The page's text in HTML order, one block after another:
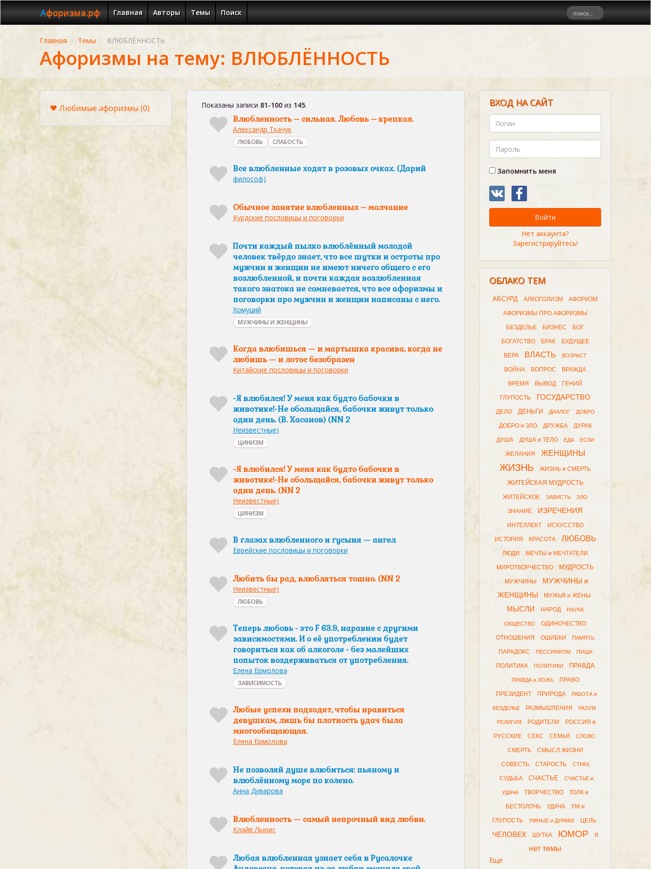
Афоризма.рф Главная Авторы Темы Поиск
Главная Темы ВЛЮБЛЁННОСТЬ
Афоризмы на тему: ВЛЮБЛЁННОСТЬ
Любимые афоризмы(0) Показаны записи 81-100из 145.
Влюбленность – сильная. Любовь – крепкая.
Александр Ткачук
ЛЮБОВЬ СЛАБОСТЬ
Все влюбленные ходят в розовых очках. (Дарий
философ)
Обычное занятие влюбленных – молчание
Курдские пословицы и поговорки
Почти каждый пылко влюблённый молодой
человек твёрдо знает, что все шутки и остроты про
мужчин и женщин не имеют ничего общего с его
возлюбленной, и почти каждая возлюбленная
такого знатока не сомневается, что все афоризмы и
поговорки про мужчин и женщин написаны с него.
Хомуций
МУЖЧИНЫ И ЖЕНЩИНЫ
Когда влюбишься — и мартышка красива, когда не
любишь — и лотос безобразен
Китайские пословицы и поговорки
-Я влюбился! У меня как будто бабочки в
животике!-Не обольщайся, бабочки живут только
один день. (В. Хасанов) (NN 2
Неизвестные)
ЦИНИЗМ
-Я влюбился! У меня как будто бабочки в
животике!-Не обольщайся, бабочки живут только
один день. (NN 2
Неизвестные)
ЦИНИЗМ
В глазах влюбленного и гусыня — ангел
Еврейские пословицы и поговорки
Любить бы рад, влюбляться тошно. (NN 2
Неизвестные)
ЛЮБОВЬ
Теперь любовь - это F 63.9, наравне с другими
зависимостями. И о её употреблении будет
говориться как об алкоголе - без малейших
попыток воздерживаться от употребления.
Елена Ермолова
ЗАВИСИМОСТЬ
Любые успехи подходят, чтобы нравиться
девушкам, лишь бы плотность удач была
многообещающая.
Елена Ермолова
Не позволяй душе влюбиться: пьяному и
влюблённому море по колено.
Анна Дуварова
Влюбленность — самый непрочный вид любви.
Клайв Льюис
Любая влюбленная узнает себя в Русалочке
ВХОД НА САЙТ
Запомнить меня
Войти
Нет аккаунта?
Зарегистрируйтесь!
ОБЛАКО ТЕМ
АБСУРД АЛКОГОЛИЗМ АФОРИЗМ
АФОРИЗМЫ ПРО АФОРИЗМЫ
БЕЗДЕЛЬЕ БИЗНЕС БОГ
БОГАТСТВО БРАК БУДУЩЕЕ
ВЕРА ВЛАСТЬ ВОЗРАСТ
ВОЙНА ВОПРОС ВРАЖДА
ВРЕМЯ ВЫВОД ГЕНИЙ
ГЛУПОСТЬ ГОСУДАРСТВО
ДЕЛО ДЕНЬГИ ДИАЛОГ ДОБРО
ДОБРО и ЗЛО ДРУЖБА ДУРАК
ДУША ДУША и ТЕЛО ЕДА ЕСЛИ
ЖЕЛАНИЯ ЖЕНЩИНЫ
ЖИЗНЬ ЖИЗНЬ и СМЕРТЬ
ЖИТЕЙСКАЯ МУДРОСТЬ
ЖИТЕЙСКОЕ ЗАВИСТЬ ЗЛО
ЗНАНИЕ ИЗРЕЧЕНИЯ
ИНТЕЛЛЕКТ ИСКУССТВО
ИСТОРИЯ КРАСОТА ЛЮБОВЬ
ЛЮДИ МЕЧТЫ и МЕЧТАТЕЛИ
МИРОТВОРЧЕСТВО МУДРОСТЬ
МУЖЧИНЫ
МУЖЧИНЫ и
ЖЕНЩИНЫ
МУЖЬЯ и ЖЕНЫ
МЫСЛИ НАРОД НАУКА
ОБЩЕСТВО ОДИНОЧЕСТВО
ОТНОШЕНИЯ ОШИБКИ ПАМЯТЬ
ПАРАДОКС ПЕССИМИЗМ ПИЩА
ПОЛИТИКА ПОЛИТИКИ ПРАВДА
ПРАВДА и ЛОЖЬ ПРАВО
ПРЕЗИДЕНТ ПРИРОДА РАБОТА и
БЕЗДЕЛЬЕ РАЗМЫШЛЕНИЯ РАЗУМ
РЕЛИГИЯ РОДИТЕЛИ РОССИЯ и
РУССКИЕ СЕКС СЕМЬЯ СЛОВО
СМЕРТЬ СМЫСЛ ЖИЗНИ
СОВЕСТЬ СТАРОСТЬ СТРАХ
СУДЬБА СЧАСТЬЕ СЧАСТЬЕ и
УДАЧА ТВОРЧЕСТВО ТОЛК и
БЕСТОЛОЧЬ УДАЧА УМ и
ГЛУПОСТЬ УМНЫЕ и ДУРАКИ ЦЕЛЬ
ЧЕЛОВЕК ШУТКА ЮМОР Я
нет темы
Еще